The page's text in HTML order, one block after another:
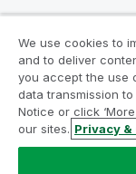
法的契約 製
リーガルポリシー
Do Not Share
We use cookies to
and to deliver
you accept the use
data transmission
Notice or click
our sites. Privacy &